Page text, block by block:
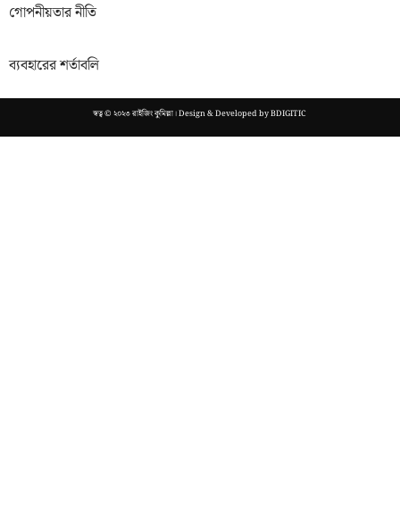
গোপনীয়তার নীতি
ব্যবহারের শর্তাবলি
স্বত্ব © ২০২৩ রাইজিং কুমিল্লা। Design & Developed byBDIGITIC